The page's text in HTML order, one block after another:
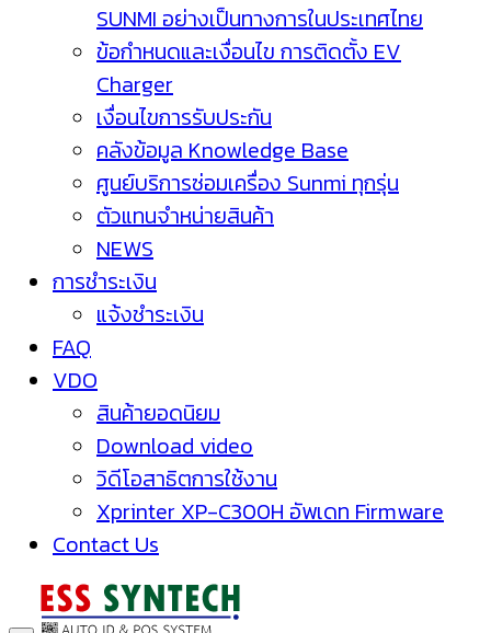
SUNMI อย่างเป็นทางการในประเทศไทย
ข้อกำหนดและเงื่อนไข การติดตั้ง EV
Charger
เงื่อนไขการรับประกัน
คลังข้อมูล Knowledge Base
ศูนย์บริการซ่อมเครื่อง Sunmi ทุกรุ่น
ตัวแทนจำหน่ายสินค้า
NEWS
การชำระเงิน
แจ้งชำระเงิน
FAQ
VDO
สินค้ายอดนิยม
Download video
วิดีโอสาธิตการใช้งาน
Xprinter XP-C300H อัพเดท Firmware
Contact Us